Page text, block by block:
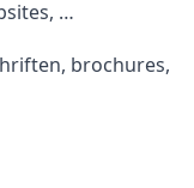
…
brochures,